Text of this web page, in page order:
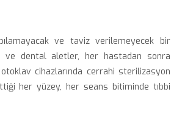
ve taviz verilemeyecek bir
ve dental aletler, her hastadan sonra
cihazlarında cerrahi sterilizasyon
her yüzey, her seans bitiminde tıbbi